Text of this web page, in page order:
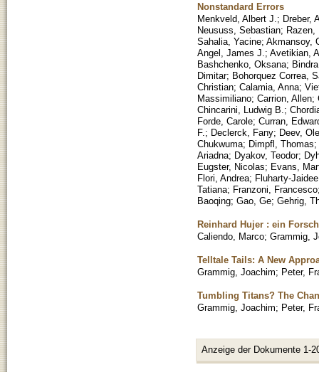
Nonstandard Errors
Menkveld, Albert J. ; Dreber,
Neususs, Sebastian; Razen,
Sahalia, Yacine; Akmansoy,
Angel, James J. ; Avetikian,
Bashchenko, Oksana;
Dimitar; Bohorquez Correa,
Christian; Calamia, Anna;
Massimiliano; Carrion, Allen;
Chincarini, Ludwig B. ;
Forde, Carole; Curran,
F. ; Declerck, Fany; Deev,
Chukwuma; Dimpfl, Thomas;
Ariadna; Dyakov, Teodor;
Eugster, Nicolas; Evans,
Flori, Andrea; Fluharty-
Tatiana; Franzoni, Francesco
Baoqing; Gao, Ge; Gehrig,
Reinhard Hujer : ein
Caliendo, Marco; Grammig,
Telltale Tails: A New
Grammig, Joachim; Peter,
Tumbling Titans? The
Grammig, Joachim; Peter,
Anzeige der Dokumente 1-